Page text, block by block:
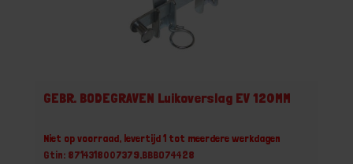
GEBR. BODEGRAVEN Luikoverslag EV 120MM
Niet op voorraad, levertijd 1 tot meerdere werkdagen
Gtin: 8714318007379,BBBO74428